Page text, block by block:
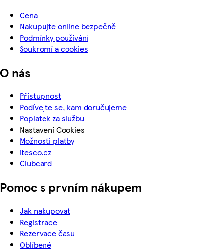
Cena
Nakupujte online bezpečně
Podmínky používání
Soukromí a cookies
O nás
Přístupnost
Podívejte se, kam doručujeme
Poplatek za službu
Nastavení Cookies
Možnosti platby
itesco.cz
Clubcard
Pomoc s prvním nákupem
Jak nakupovat
Registrace
Rezervace času
Oblíbené